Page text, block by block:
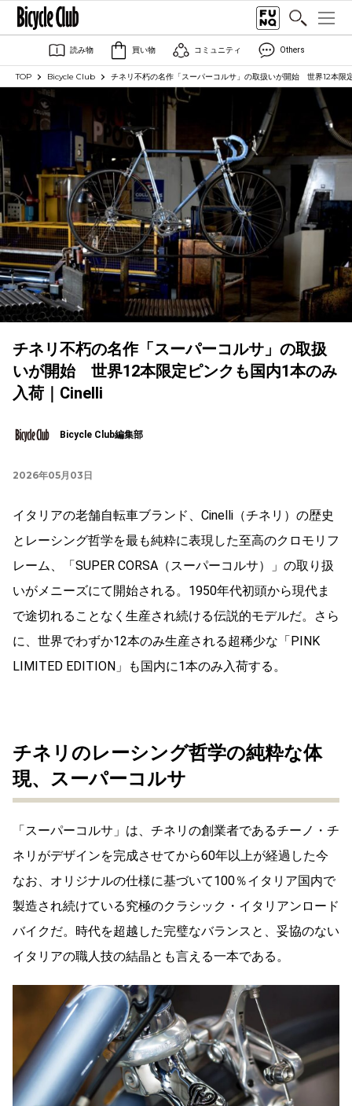
読み物 買い物 コミュニティ Others
TOP Bicycle Club チネリ不朽の名作「スーパーコルサ」の取扱いが開始 世界12本限
チネリ不朽の名作「スーパーコルサ」の取扱
いが開始 世界12本限定ピンクも国内1本のみ
入荷｜Cinelli
Bicycle Club編集部
2026年05月03日
イタリアの老舗自転車ブランド、Cinelli（チネリ）の歴史
とレーシング哲学を最も純粋に表現した至高のクロモリフ
レーム、「SUPER CORSA（スーパーコルサ）」の取り扱
いがメニーズにて開始される。1950年代初頭から現代ま
で途切れることなく生産され続ける伝説的モデルだ。さら
に、世界でわずか12本のみ生産される超稀少な「PINK
LIMITED EDITION」も国内に1本のみ入荷する。
チネリのレーシング哲学の純粋な体
現、スーパーコルサ
「スーパーコルサ」は、チネリの創業者であるチーノ・チ
ネリがデザインを完成させてから60年以上が経過した今
なお、オリジナルの仕様に基づいて100％イタリア国内で
製造され続けている究極のクラシック・イタリアンロード
バイクだ。時代を超越した完璧なバランスと、妥協のない
イタリアの職人技の結晶とも言える一本である。